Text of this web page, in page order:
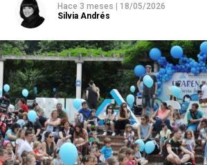
Hace 3 meses
18/05/2026
Silvia Andrés